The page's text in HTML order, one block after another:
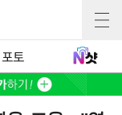
포토